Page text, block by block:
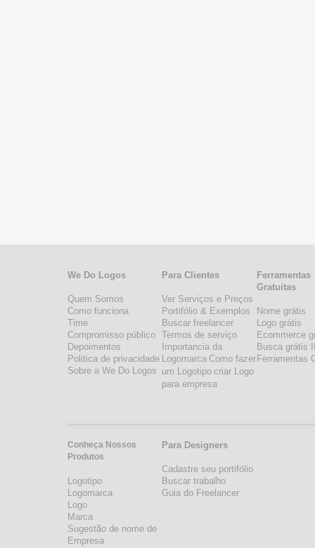
We Do Logos
Quem Somos
Como funciona
Time
Compromisso público
Depoimentos
Politica de privacidade
Sobre a We Do Logos
Conheça Nossos
Produtos
Logotipo
Logomarca
Logo
Marca
Sugestão de nome de
Empresa
Para Clientes
Ver Serviços e Preços
Portifólio & Exemplos
Buscar freelancer
Termos de serviço
Importancia da
Logomarca Como fazer
um Logotipo criar Logo
para empresa
Para Designers
Cadastre seu portifólio
Buscar trabalho
Guia do Freelancer
Ferramentas
Gratuitas
Nome grátis
Logo grátis
Ecommerce
Busca grátis
Ferramentas